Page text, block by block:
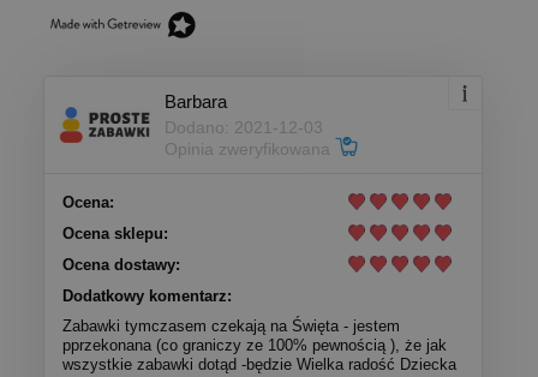
Barbara
Dodano: 2021-12-03
Opinia zweryfikowana
Ocena:
Ocena sklepu:
Ocena dostawy:
Dodatkowy komentarz:
Zabawki tymczasem czekają na Święta - jestem
pprzekonana (co graniczy ze 100% pewnością ), że jak
wszystkie zabawki dotąd -będzie Wielka radość Dziecka